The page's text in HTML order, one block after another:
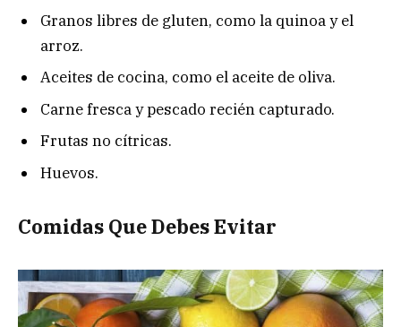
Granos libres de gluten, como la quinoa y el
arroz.
Aceites de cocina, como el aceite de oliva.
Carne fresca y pescado recién capturado.
Frutas no cítricas.
Huevos.
Comidas Que Debes Evitar